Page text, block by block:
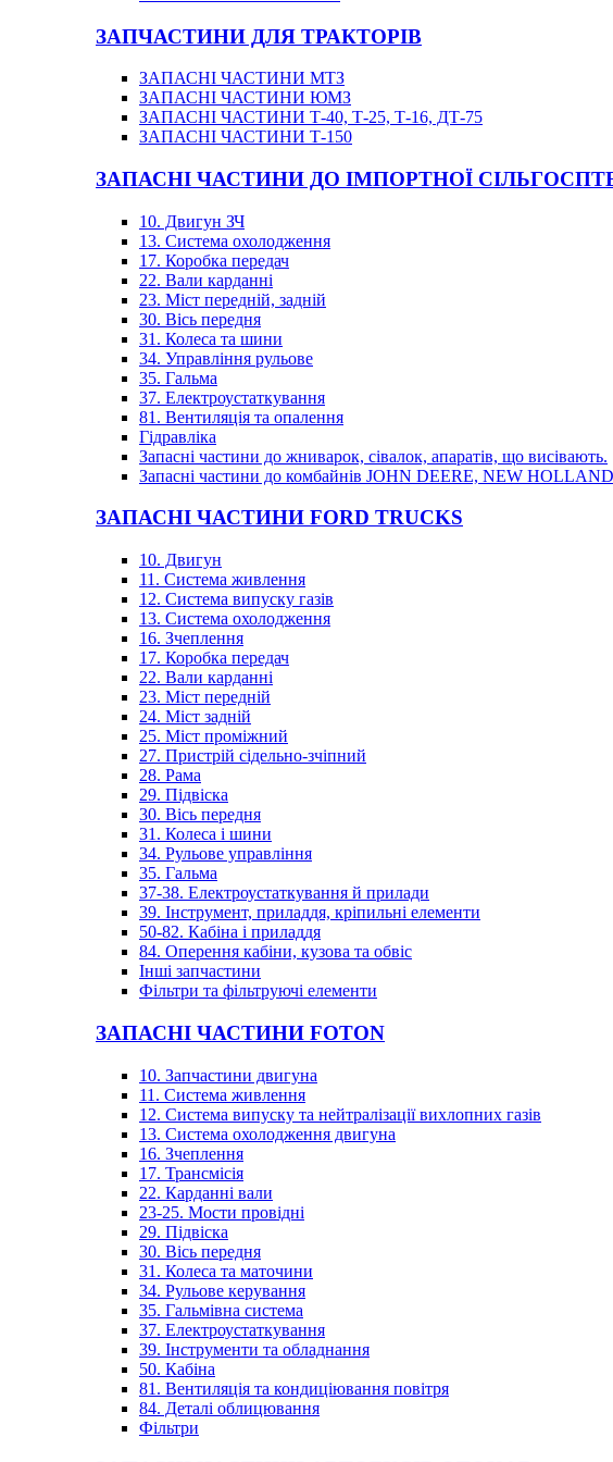
ЗАПЧАСТИНИ ДЛЯ ТРАКТОРІВ
ЗАПАСНІ ЧАСТИНИ МТЗ
ЗАПАСНІ ЧАСТИНИ ЮМЗ
ЗАПАСНІ ЧАСТИНИ Т-40, Т-25, Т-16, ДТ-75
ЗАПАСНІ ЧАСТИНИ Т-150
ЗАПАСНІ ЧАСТИНИ ДО ІМПОРТНОЇ
10. Двигун ЗЧ
13. Система охолодження
17. Коробка передач
22. Вали карданні
23. Міст передній, задній
30. Вісь передня
31. Колеса та шини
34. Управління рульове
35. Гальма
37. Електроустаткування
81. Вентиляція та опалення
Гідравліка
Запасні частини до жниварок, сівалок, апаратів, що висівають.
Запасні частини до комбайнів JOHN DEERE, NEW
ЗАПАСНІ ЧАСТИНИ FORD TRUCKS
10. Двигун
11. Система живлення
12. Система випуску газів
13. Система охолодження
16. Зчеплення
17. Коробка передач
22. Вали карданні
23. Міст передній
24. Міст задній
25. Міст проміжний
27. Пристрій сідельно-зчіпний
28. Рама
29. Підвіска
30. Вісь передня
31. Колеса і шини
34. Рульове управління
35. Гальма
37-38. Електроустаткування й прилади
39. Інструмент, приладдя, кріпильні елементи
50-82. Кабіна і приладдя
84. Оперення кабіни, кузова та обвіс
Інші запчастини
Фільтри та фільтруючі елементи
ЗАПАСНІ ЧАСТИНИ FOTON
10. Запчастини двигуна
11. Система живлення
12. Система випуску та нейтралізації вихлопних газів
13. Система охолодження двигуна
16. Зчеплення
17. Трансмісія
22. Карданні вали
23-25. Мости провідні
29. Підвіска
30. Вісь передня
31. Колеса та маточини
34. Рульове керування
35. Гальмівна система
37. Електроустаткування
39. Інструменти та обладнання
50. Кабіна
81. Вентиляція та кондиціювання повітря
84. Деталі облицювання
Фільтри